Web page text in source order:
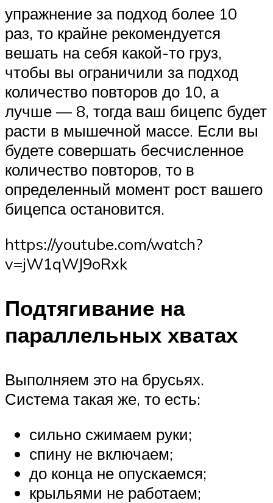
упражнение за подход более 10
раз, то крайне рекомендуется
вешать на себя какой-то груз,
чтобы вы ограничили за подход
количество повторов до 10, а
лучше — 8, тогда ваш бицепс будет
расти в мышечной массе. Если вы
будете совершать бесчисленное
количество повторов, то в
определенный момент рост вашего
бицепса остановится.
https://youtube.com/watch?
v=jW1qWJ9oRxk
Подтягивание на
параллельных хватах
Выполняем это на брусьях.
Система такая же, то есть:
сильно сжимаем руки;
спину не включаем;
до конца не опускаемся;
крыльями не работаем;